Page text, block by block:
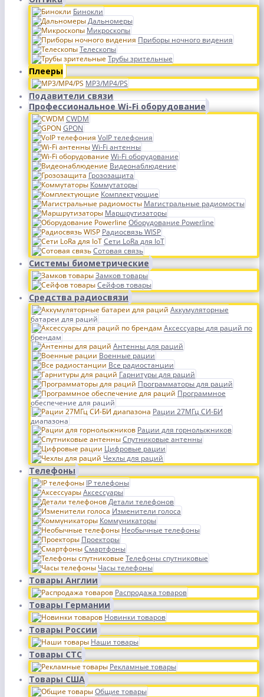
Бинокли
Дальномеры
Микроскопы
Приборы ночного видения
Телескопы
Трубы зрительные
Плееры
MP3/MP4/PS
Подавители связи
Профессиональное Wi-Fi оборудование
CWDM
GPON
VoIP телефония
Wi-Fi антенны
Wi-Fi оборудование
Видеонаблюдение
Грозозащита
Коммутаторы
Комплектующие
Магистральные радиомосты
Маршрутизаторы
Оборудование Powerline
Радиосвязь WISP
Сети LoRa для IoT
Сотовая связь
Системы биометрические
Замков товары
Сейфов товары
Средства радиосвязи
Аккумуляторные
батареи для раций
Аксессуары для раций по
брендам
Антенны для раций
Военные рации
Все радиостанции
Гарнитуры для раций
Программаторы для раций
Программное
обеспечение для раций
Рации 27МГц СИ-БИ
диапазона
Рации для горнолыжников
Спутниковые антенны
Цифровые рации
Чехлы для раций
Телефоны
IP телефоны
Аксессуары
Детали телефонов
Изменители голоса
Коммуникаторы
Необычные телефоны
Проекторы
Смартфоны
Телефоны спутниковые
Часы телефоны
Товары Англии
Распродажа товаров
Товары Германии
Новинки товаров
Товары России
Наши товары
Товары СТС
Рекламные товары
Товары США
Общие товары